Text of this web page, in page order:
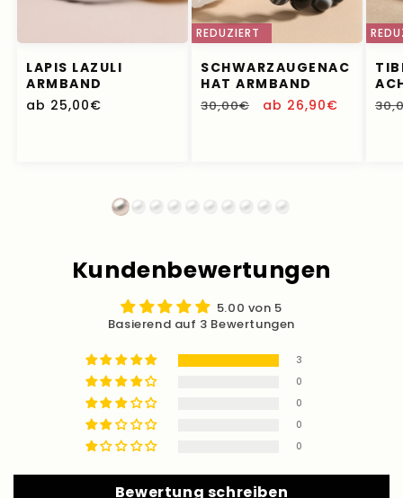
LAPIS LAZULI
ARMBAND
Normaler
ab 25,00€
REDUZIERT
SCHWARZAUGENAC
HAT ARMBAND
Normaler
30,00€ Verkaufspreis
ab 26,90€
Kundenbewertungen
5.00 von 5
Basierend auf 3 Bewertungen
3
0
0
0
0
Bewertung schreiben